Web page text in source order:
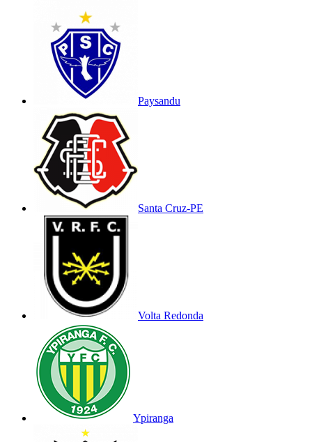
Paysandu
Santa Cruz-PE
Volta Redonda
Ypiranga